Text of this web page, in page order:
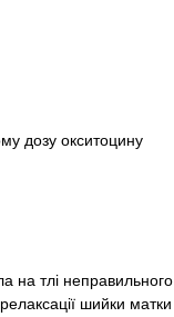
дозу окситоцину
на тлі неправильного
шийки матки